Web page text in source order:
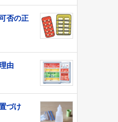
否の正
由
づけ